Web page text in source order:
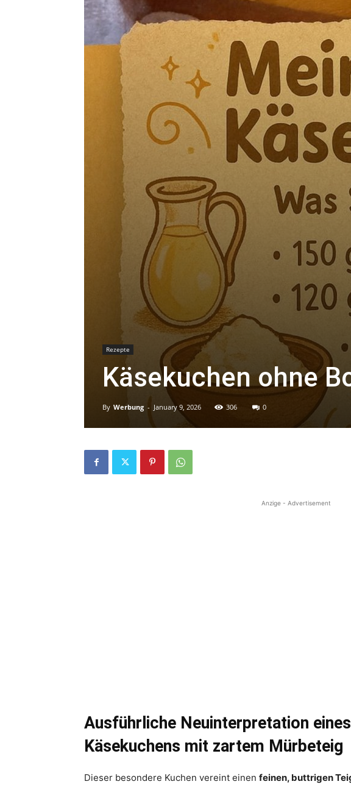
Rezepte
Käsekuchen ohne
By Werbung - January 9, 2026 306 0
Anzige - Advertisement
Ausführliche Neuinterpretation
Käsekuchens mit zartem Mürbeteig
Dieser besondere Kuchen vereint einen feinen, buttrigen